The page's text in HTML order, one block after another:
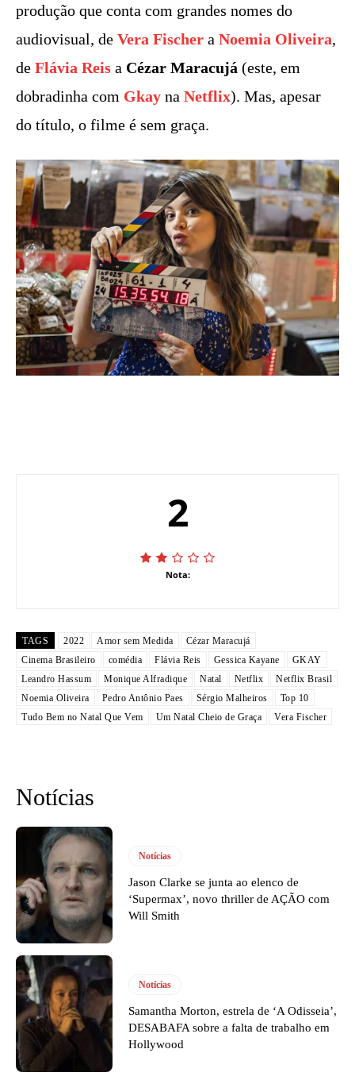
produção que conta com grandes nomes do
audiovisual, de Vera Fischer a Noemia Oliveira,
de Flávia Reis a Cézar Maracujá (este, em
dobradinha com Gkay na Netflix). Mas, apesar
do título, o filme é sem graça.
2
Nota:
TAGS 2022 Amor sem Medida
Cézar Maracujá
Cinema Brasileiro
comédia Flávia Reis Gessica Kayane
GKAY
Leandro Hassum
Monique Alfradique Natal Netflix
Netflix Brasil
Noemia Oliveira
Pedro Antônio Paes Sérgio Malheiros
Top 10
Tudo Bem no Natal Que Vem
Um Natal Cheio de Graça Vera Fischer
Notícias
Notícias
Jason Clarke se junta ao elenco de
‘Supermax’, novo thriller de AÇÃO com
Will Smith
Notícias
Samantha Morton, estrela de ‘A Odisseia’,
DESABAFA sobre a falta de trabalho em
Hollywood